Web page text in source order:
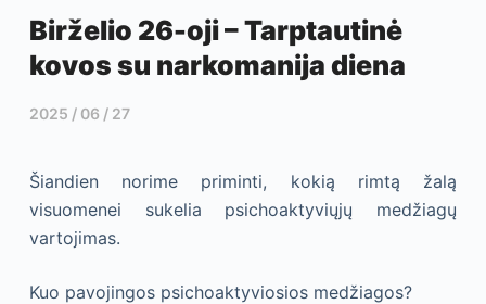
Birželio 26-oji – Tarptautinė
kovos su narkomanija diena
2025 / 06 / 27
Šiandien norime priminti, kokią rimtą žalą
visuomenei sukelia psichoaktyviųjų medžiagų
vartojimas.
Kuo pavojingos psichoaktyviosios medžiagos?